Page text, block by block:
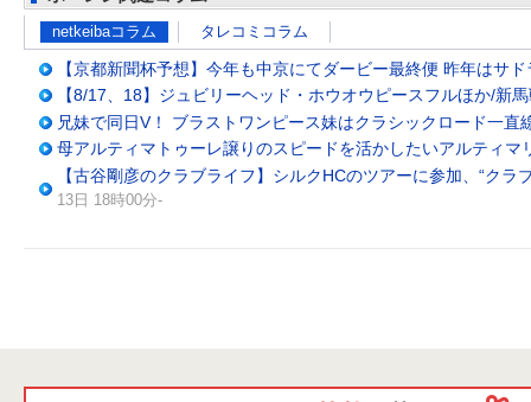
netkeibaコラム タレコミコラム
【京都新聞杯予想】今年も中京にてダービー最終便 昨年はサ
【8/17、18】ジュビリーヘッド・ホウオウピースフルほか/新
兄妹で同日V！ ブラストワンピース妹はクラシックロード一直
母アルティマトゥーレ譲りのスピードを活かしたいアルティマ
【古谷剛彦のクラブライフ】シルクHCのツアーに参加、“クラ
13日 18時00分-